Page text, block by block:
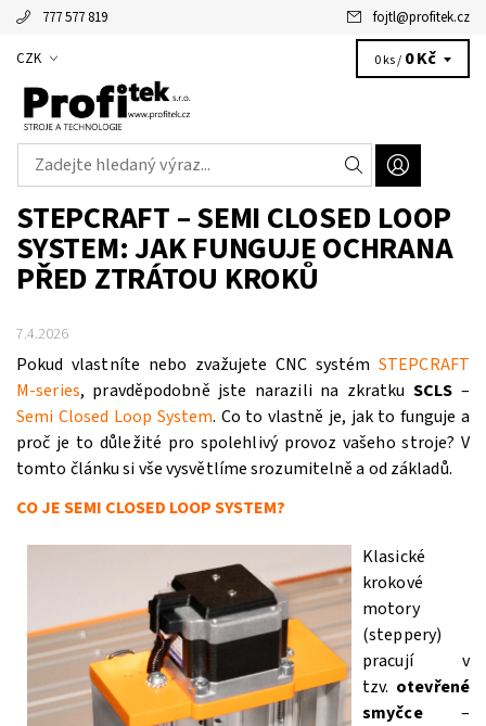
777 577 819 fojtl@profitek.cz
CZK 0 ks / 0 Kč
STEPCRAFT – SEMI CLOSED LOOP
SYSTEM: JAK FUNGUJE OCHRANA
PŘED ZTRÁTOU KROKŮ
7.4.2026
Pokud vlastníte nebo zvažujete CNC systémSTEPCRAFT
M‑series, pravděpodobně jste narazili na zkratkuSCLS –
Semi Closed Loop System. Co to vlastně je, jak to funguje a
proč je to důležité pro spolehlivý provoz vašeho stroje? V
tomto článku si vše vysvětlíme srozumitelně a od základů.
CO JE SEMI CLOSED LOOP SYSTEM?
Klasické
krokové
motory
(steppery)
pracují v
tzv. otevřené
smyčce–
Alžbětka - vaše virtuální asistentka